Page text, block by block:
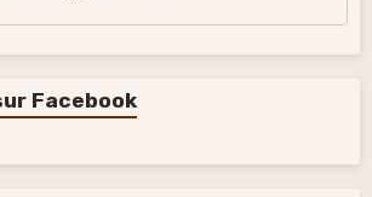
Facebook